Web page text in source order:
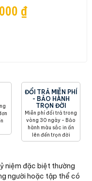
₫
ĐỔI TRẢ MIỄN PHÍ
- BẢO HÀNH
TRỌN ĐỜI
Miễn phí đổi trả trong
vòng 30 ngày - Bảo
hành màu sắc in ấn
lên đến trọn đời
niệm đặc biệt thường
người hoặc tập thể có